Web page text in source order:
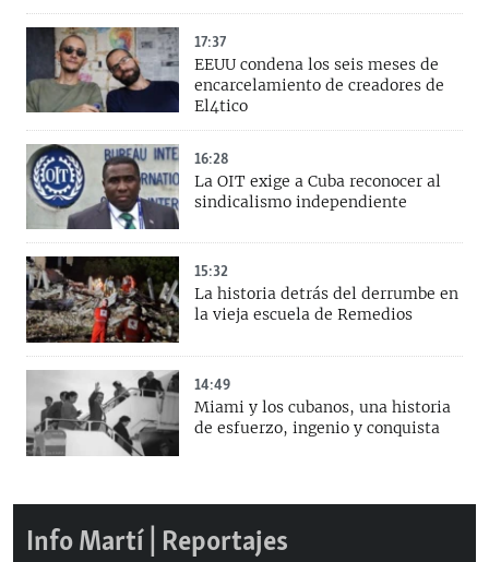
17:37
EEUU condena los seis meses de
encarcelamiento de creadores de
El4tico
16:28
La OIT exige a Cuba reconocer al
sindicalismo independiente
15:32
La historia detrás del derrumbe en
la vieja escuela de Remedios
14:49
Miami y los cubanos, una historia
de esfuerzo, ingenio y conquista
Info Martí | Reportajes